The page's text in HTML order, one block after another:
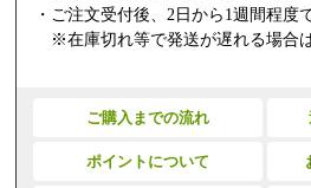
・ご注文受付後、2日から1週間程度
※在庫切れ等で発送が遅れる場合
ご購入までの流れ
ポイントについて